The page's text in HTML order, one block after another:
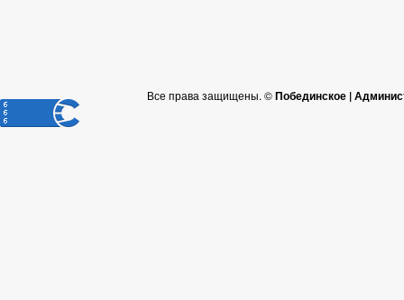
Все права защищены. ©Побединское |